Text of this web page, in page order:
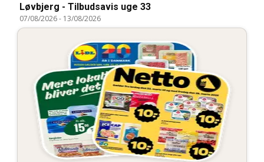
Løvbjerg - Tilbudsavis uge 33
07/08/2026- 13/08/2026